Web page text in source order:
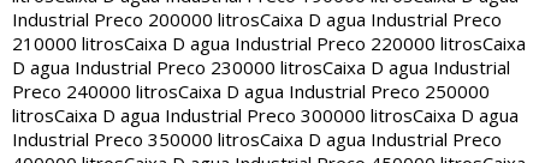
Industrial Preco 200000 litrosCaixa D agua Industrial Preco
210000 litrosCaixa D agua Industrial Preco 220000 litrosCaixa
D agua Industrial Preco 230000 litrosCaixa D agua Industrial
Preco 240000 litrosCaixa D agua Industrial Preco 250000
litrosCaixa D agua Industrial Preco 300000 litrosCaixa D agua
Industrial Preco 350000 litrosCaixa D agua Industrial Preco